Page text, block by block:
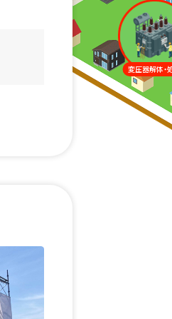
変圧器解体・